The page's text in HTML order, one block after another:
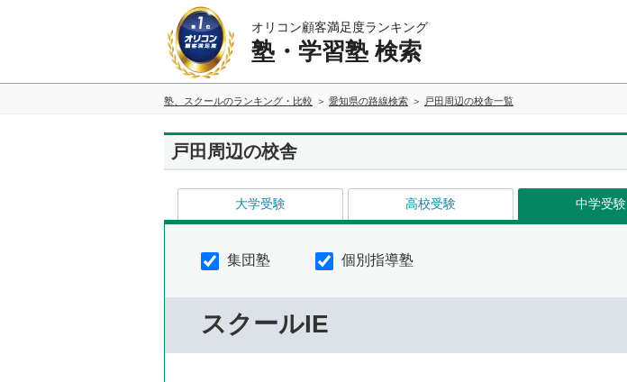
オリコン顧客満足度ランキング
塾・学習塾 検索
塾、スクールのランキング・比較 愛知県の路線検索 戸田周辺の校舎一覧
戸田周辺の校舎
大学受験 高校受験 中学受験
集団塾 個別指導塾
スクールIE